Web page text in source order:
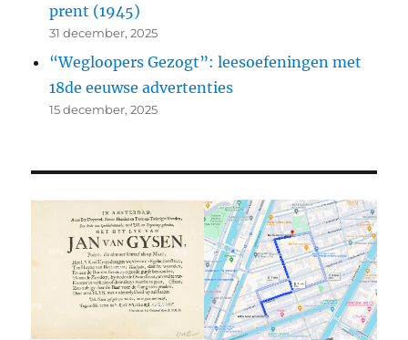
prent (1945)
31 december, 2025
“Wegloopers Gezogt”: leesoefeningen met
18de eeuwse advertenties
15 december, 2025